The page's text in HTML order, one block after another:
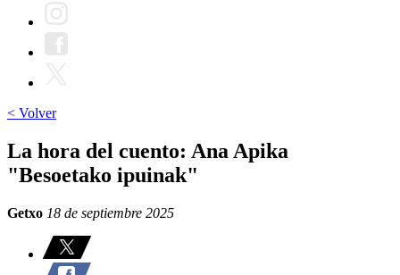
< Volver
La hora del cuento: Ana Apika
"Besoetako ipuinak"
Getxo 18 de septiembre 2025